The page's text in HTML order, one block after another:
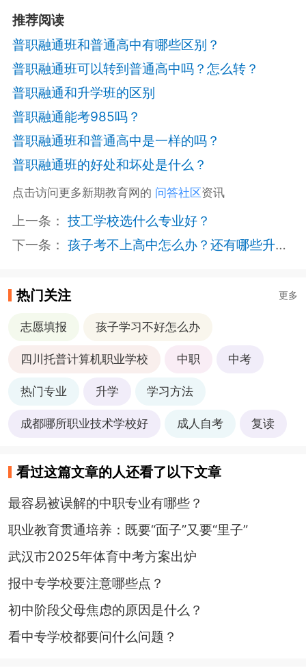
推荐阅读
普职融通班和普通高中有哪些区别？
普职融通班可以转到普通高中吗？怎么转？
普职融通和升学班的区别
普职融通能考985吗？
普职融通班和普通高中是一样的吗？
普职融通班的好处和坏处是什么？
点击访问更多新期教育网的 问答社区资讯
上一条： 技工学校选什么专业好？
下一条： 孩子考不上高中怎么办？还有哪些升学渠道？
热门关注 更多
志愿填报 孩子学习不好怎么办
四川托普计算机职业学校 中职 中考
热门专业 升学 学习方法
成都哪所职业技术学校好 成人自考 复读
看过这篇文章的人还看了以下文章
最容易被误解的中职专业有哪些？
职业教育贯通培养：既要“面子”又要“里子”
武汉市2025年体育中考方案出炉
报中专学校要注意哪些点？
初中阶段父母焦虑的原因是什么？
看中专学校都要问什么问题？